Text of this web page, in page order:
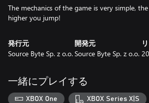
The mechanics of the game is very simple,
higher you jump!
発行元
Source Byte Sp. z o.o.
開発元
Source Byte Sp. z o.o.
一緒にプレイする
XBOX One XBOX Series X|S